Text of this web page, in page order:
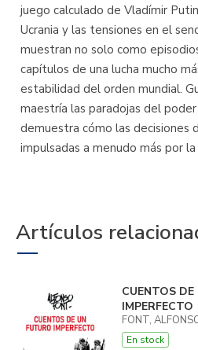
juego calculado de Vladímir
Ucrania y las tensiones en el
muestran no solo como
capítulos de una lucha mucho
estabilidad del orden mundial.
maestría las paradojas del
demuestra cómo las decisiones
impulsadas a menudo más por la
Artículos
CUENTOS
IMPERFECTO
FONT,
En stock